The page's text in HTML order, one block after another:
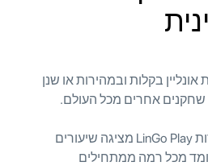
בקלות ובמהירות או שנן
שחקנים אחרים מכל העולם.
אפליקציית לימוד שפות זרות LinGo Play מציגה שיעורים
מכל רמה ממתחילים